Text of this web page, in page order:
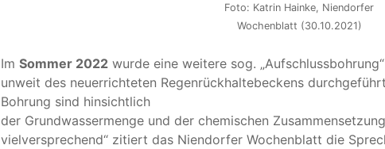
Foto: Katrin Hainke, Niendorfer
Wochenblatt (30.10.2021)
Im Sommer 2022 wurde eine weitere sog.
unweit des neuerrichteten Regenrückhaltebeckens
Bohrung sind hinsichtlich
der Grundwassermenge und der chemischen
vielversprechend“ zitiert das Niendorfer Wochenblatt die